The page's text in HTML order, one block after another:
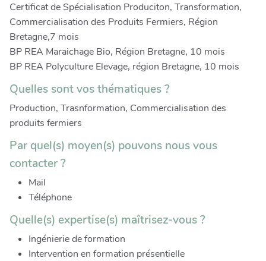
Certificat de Spécialisation Produciton, Transformation,
Commercialisation des Produits Fermiers, Région
Bretagne,7 mois
BP REA Maraichage Bio, Région Bretagne, 10 mois
BP REA Polyculture Elevage, région Bretagne, 10 mois
Quelles sont vos thématiques ?
Production, Trasnformation, Commercialisation des
produits fermiers
Par quel(s) moyen(s) pouvons nous vous
contacter ?
Mail
Téléphone
Quelle(s) expertise(s) maîtrisez-vous ?
Ingénierie de formation
Intervention en formation présentielle